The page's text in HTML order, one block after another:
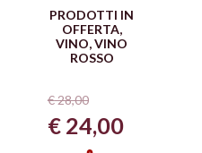
PRODOTTI IN
OFFERTA,
VINO,VINO
ROSSO
€28,00
Il
€24,00Il